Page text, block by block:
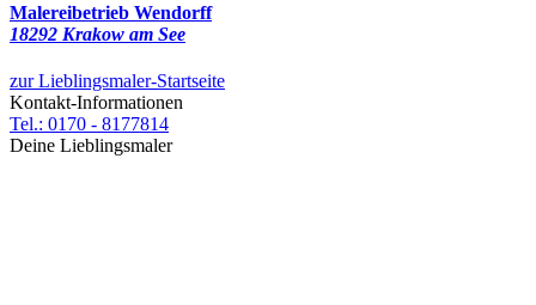
Malereibetrieb Wendorff
18292 Krakow am See
zur Lieblingsmaler-Startseite
Kontakt-Informationen
Tel.: 0170 - 8177814
Deine Lieblingsmaler